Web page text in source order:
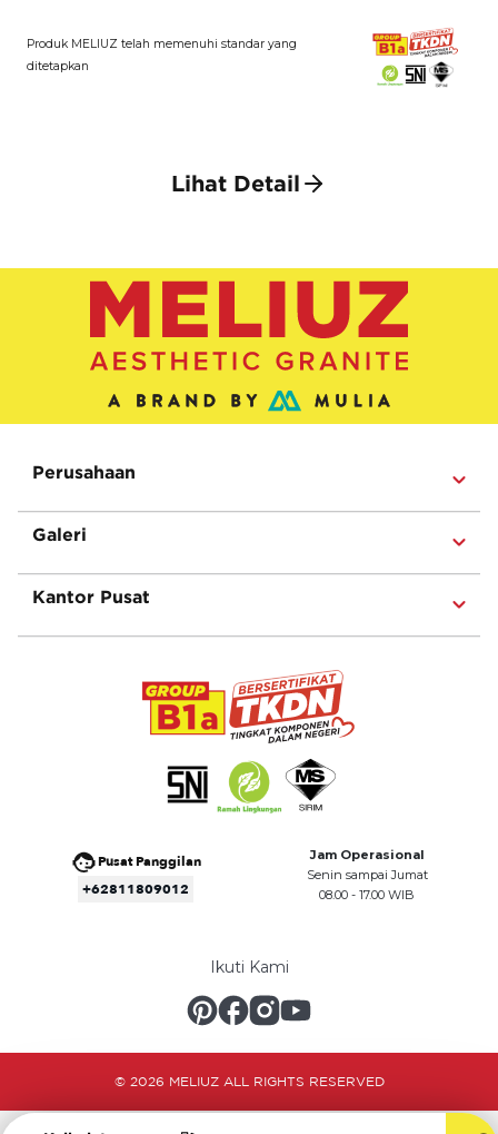
Produk MELIUZ telah memenuhi standar yang
ditetapkan
Lihat Detail
Perusahaan
Galeri
Kantor Pusat
Pusat Panggilan
+62811809012
Jam Operasional
Senin sampai Jumat
08.00 - 17.00 WIB
Ikuti Kami
© 2026 MELIUZ ALL RIGHTS RESERVED